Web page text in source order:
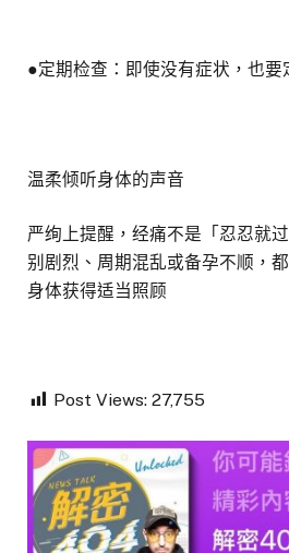
●定期检查：即使没有症状，也要
温柔倾听身体的声音
严绚上提醒，经痛不是「忍忍就
别剧烈、周期混乱或备孕不顺，
身体获得适当照顾
Post Views: 27,755